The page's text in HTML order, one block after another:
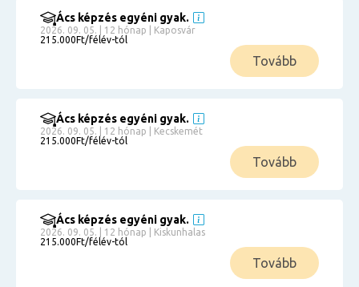
Ács képzés egyéni gyak.
2026. 09. 05. | 12 hónap | Kaposvár
215.000Ft/félév-tól
Tovább
Ács képzés egyéni gyak.
2026. 09. 05. | 12 hónap | Kecskemét
215.000Ft/félév-tól
Tovább
Ács képzés egyéni gyak.
2026. 09. 05. | 12 hónap | Kiskunhalas
215.000Ft/félév-tól
Tovább